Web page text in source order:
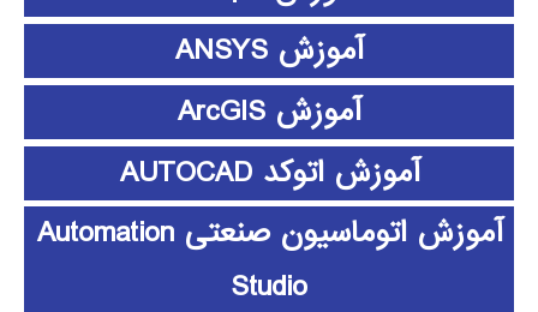
آموزش ANSYS
آموزش ArcGIS
آموزش اتوکد AUTOCAD
آموزش اتوماسیون صنعتی Automation
Studio